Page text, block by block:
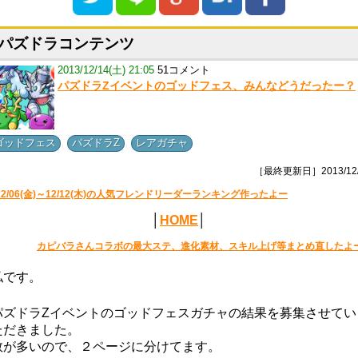
ズドラコンテンツ
2013/12/14(土) 21:05 51コメント
パズドラZイベントのゴッドフェス、みんなどうだったー？
ッドフェス パズドラZ レアガチャ
［最終更新日］2013/
06(金)～12/12(木)の人気フレンドリーダーランキング作ったよー
HOME
カピバラさんコラボの最大ステ、進化素材、スキル上げ等まとめ直したよ
す。
ズドラZイベントのゴッドフェスガチャの結果を募集させてい
だきました。
が多いので、２ページに分けてます。